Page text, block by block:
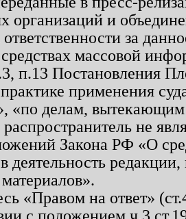
организаций и
за
массовой
п.13 Постановления
применения
«по делам, вытекающим
не
Закона РФ «О
деятельность
«Правом на ответ»
с положением ч.3